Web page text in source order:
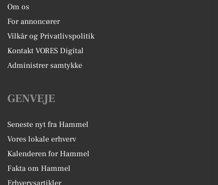
Om os
For annoncører
Vilkår og Privatlivspolitik
Kontakt VORES Digital
Administrer samtykke
GENVEJE
Seneste nyt fra Hammel
Vores lokale erhverv
Kalenderen for Hammel
Fakta om Hammel